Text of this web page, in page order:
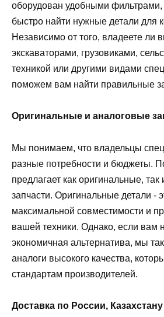
оборудован удобными
быстро найти нужные детали для
Независимо от того, владеете ли
экскаваторами, грузовиками,
техникой или другими видами
поможем вам найти правильные
Оригинальные и аналоговые
Мы понимаем, что владельцы
разные потребности и бюджеты.
предлагает как оригинальные,
запчасти. Оригинальные детали -
максимальной совместимости и
вашей техники. Однако, если вам
экономичная альтернатива, мы
аналоги высокого качества,
стандартам производителей.
Доставка по России,